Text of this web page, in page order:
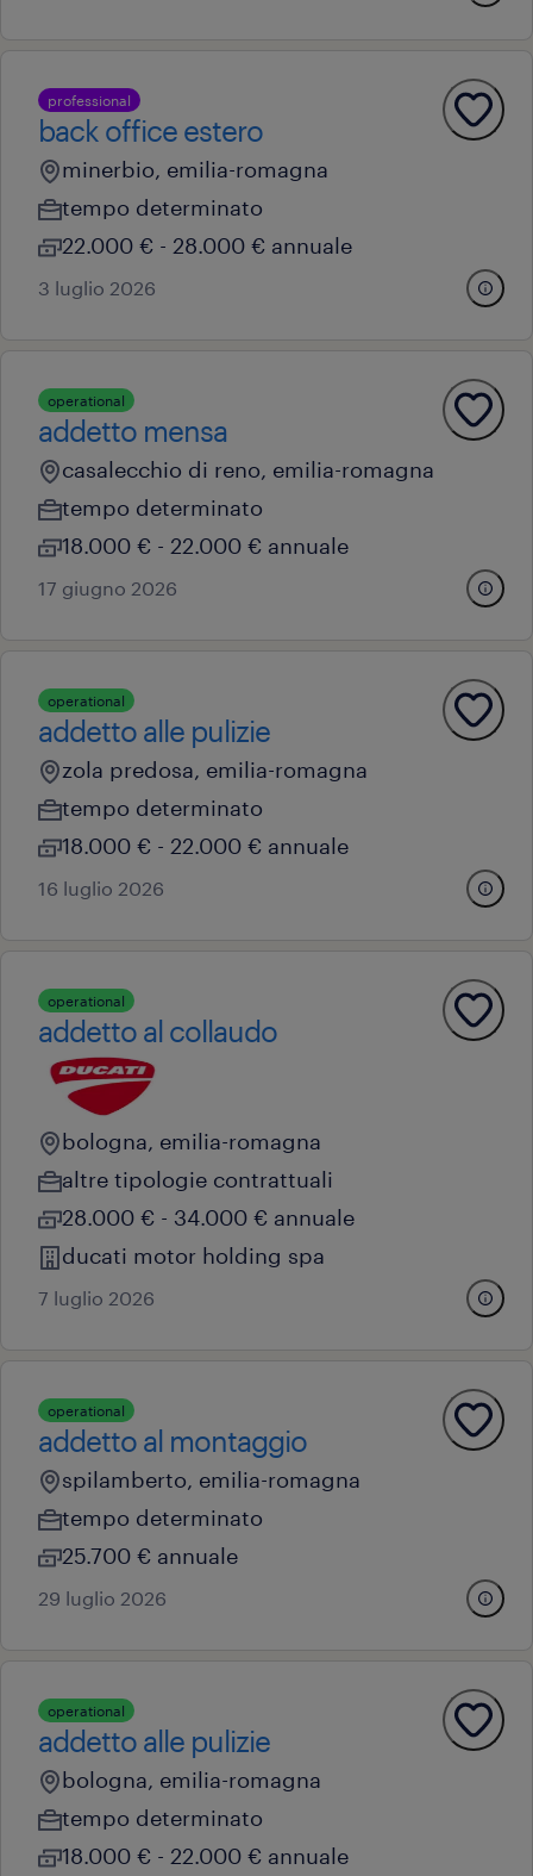
professional
back office estero
minerbio, emilia-romagna
tempo determinato
22.000 € - 28.000 € annuale
3 luglio 2026
operational
addetto mensa
casalecchio di reno, emilia-romagna
tempo determinato
18.000 € - 22.000 € annuale
17 giugno 2026
operational
addetto alle pulizie
zola predosa, emilia-romagna
tempo determinato
18.000 € - 22.000 € annuale
16 luglio 2026
operational
addetto al collaudo
bologna, emilia-romagna
altre tipologie contrattuali
28.000 € - 34.000 € annuale
ducati motor holding spa
7 luglio 2026
operational
addetto al montaggio
spilamberto, emilia-romagna
tempo determinato
25.700 € annuale
29 luglio 2026
operational
addetto alle pulizie
bologna, emilia-romagna
tempo determinato
18.000 € - 22.000 € annuale